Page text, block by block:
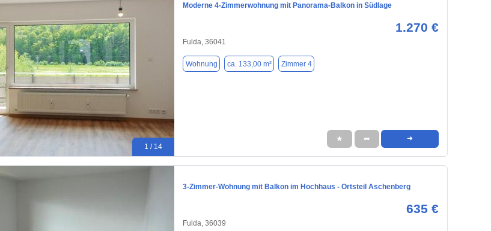
1 / 14
Moderne 4-Zimmerwohnung mit Panorama-Balkon in Südlage
1.270 €
Fulda, 36041
Wohnung ca. 133,00 m² Zimmer 4
★ ➦ ➜
3-Zimmer-Wohnung mit Balkon im Hochhaus - Ortsteil Aschenberg
635 €
Fulda, 36039